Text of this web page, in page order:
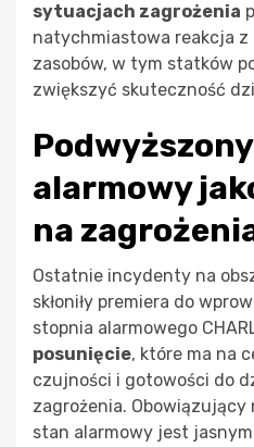
sytuacjach zagrożenia
natychmiastowa reakcja
zasobów, w tym statków
zwiększyć skuteczność
alarmowy
na
Ostatnie incydenty na
skłoniły premiera do
stopnia alarmowego
posunięcie, które ma na
czujności i gotowości do
zagrożenia.
stan alarmowy jest jasnym